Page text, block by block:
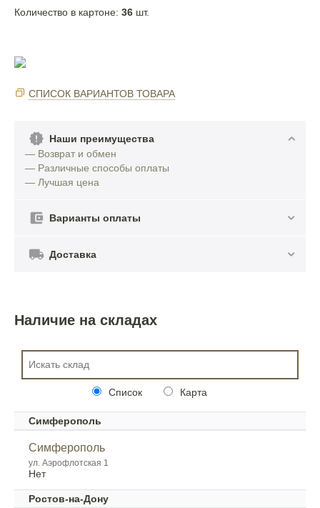
Количество в картоне: 36 шт.
СПИСОК ВАРИАНТОВ ТОВАРА
Наши преимущества
— Возврат и обмен
— Различные способы оплаты
— Лучшая цена
Варианты оплаты
Доставка
Наличие на складах
Список Карта
Симферополь
Симферополь
ул. Аэрофлотская 1
Нет
Ростов-на-Дону